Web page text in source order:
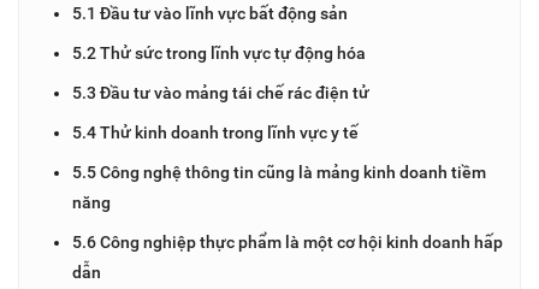
5.1 Đầu tư vào lĩnh vực bất động sản
5.2 Thử sức trong lĩnh vực tự động hóa
5.3 Đầu tư vào mảng tái chế rác điện tử
5.4 Thử kinh doanh trong lĩnh vực y tế
5.5 Công nghệ thông tin cũng là mảng kinh doanh tiềm
năng
5.6 Công nghiệp thực phẩm là một cơ hội kinh doanh hấp
dẫn